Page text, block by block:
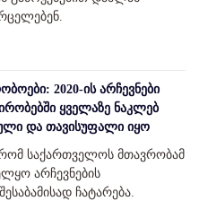
2020-ის არჩევნები
ყველაზე ნაკლებ
და თავისუფალი იყო
რომ საქართველოს მთავრობამ
არჩევნების
ჩატარება.